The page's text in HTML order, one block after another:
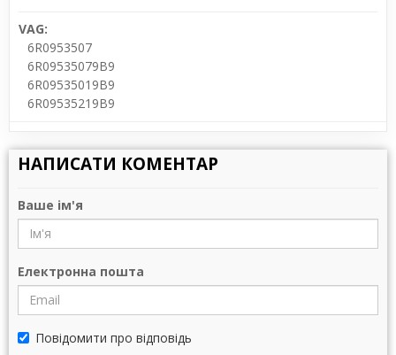
VAG:
6R0953507
6R09535079B9
6R09535019B9
6R09535219B9
НАПИСАТИ КОМЕНТАР
Ваше ім'я
Електронна пошта
Повідомити про відповідь